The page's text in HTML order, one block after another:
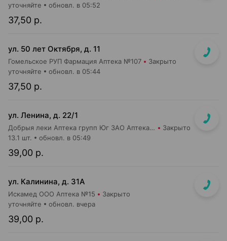
37,50 р.
уточняйте обновл. в 05:52
ул. 50 лет Октября, д. 11
Гомельское РУП Фармация Аптека №107 Закрыто
37,50 р.
уточняйте обновл. в 05:44
ул. Ленина, д. 22/1
Добрыя леки Аптека групп Юг ЗАО Аптека №75 Закрыто
39,00 р.
13.1 шт. обновл. в 05:49
ул. Калинина, д. 31А
Искамед ООО Аптека №15 Закрыто
39,00 р.
уточняйте обновл. вчера